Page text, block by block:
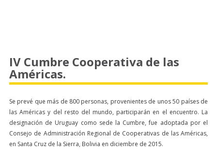
IV Cumbre Cooperativa de las
Américas.
Se prevé que más de 800 personas, provenientes de unos 50 países de
las Américas y del resto del mundo, participarán en el encuentro. La
designación de Uruguay como sede la Cumbre, fue adoptada por el
Consejo de Administración Regional de Cooperativas de las Américas,
en Santa Cruz de la Sierra, Bolivia en diciembre de 2015.